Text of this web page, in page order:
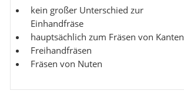
kein großer Unterschied zur
Einhandfräse
hauptsächlich zum Fräsen von Kanten
Freihandfräsen
Fräsen von Nuten